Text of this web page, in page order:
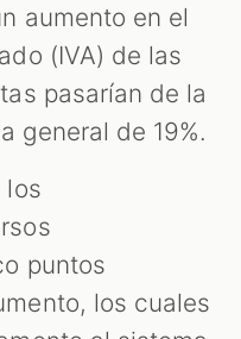
aumento en el
(IVA) de las
pasarían de la
general de 19%.
los
puntos
los cuales